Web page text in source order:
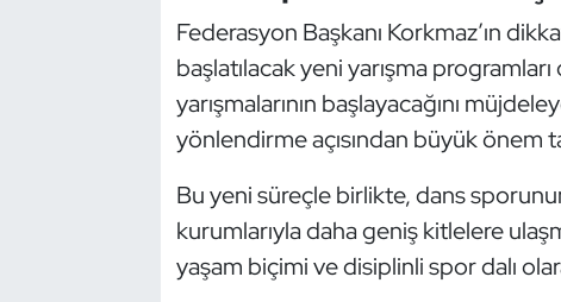
Federasyon Başkanı Korkmaz’ın
başlatılacak yeni yarışma
yarışmalarının başlayacağını
yönlendirme açısından büyük önem
Bu yeni süreçle birlikte, dans
kurumlarıyla daha geniş kitlelere
yaşam biçimi ve disiplinli spor dalı
Modern Pentatlon
Motor Sporları